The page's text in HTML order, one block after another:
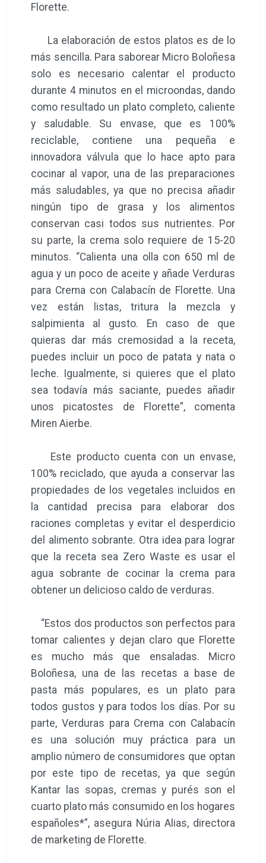
Florette.
La elaboración de estos platos es de lo
más sencilla. Para saborear Micro Boloñesa
solo es necesario calentar el producto
durante 4 minutos en el microondas, dando
como resultado un plato completo, caliente
y saludable. Su envase, que es 100%
reciclable, contiene una pequeña e
innovadora válvula que lo hace apto para
cocinar al vapor, una de las preparaciones
más saludables, ya que no precisa añadir
ningún tipo de grasa y los alimentos
conservan casi todos sus nutrientes. Por
su parte, la crema solo requiere de 15-20
minutos. “Calienta una olla con 650 ml de
agua y un poco de aceite y añade Verduras
para Crema con Calabacín de Florette. Una
vez están listas, tritura la mezcla y
salpimienta al gusto. En caso de que
quieras dar más cremosidad a la receta,
puedes incluir un poco de patata y nata o
leche. Igualmente, si quieres que el plato
sea todavía más saciante, puedes añadir
unos picatostes de Florette”, comenta
Miren Aierbe.
Este producto cuenta con un envase,
100% reciclado, que ayuda a conservar las
propiedades de los vegetales incluidos en
la cantidad precisa para elaborar dos
raciones completas y evitar el desperdicio
del alimento sobrante. Otra idea para lograr
que la receta sea Zero Waste es usar el
agua sobrante de cocinar la crema para
obtener un delicioso caldo de verduras.
“Estos dos productos son perfectos para
tomar calientes y dejan claro que Florette
es mucho más que ensaladas. Micro
Boloñesa, una de las recetas a base de
pasta más populares, es un plato para
todos gustos y para todos los días. Por su
parte, Verduras para Crema con Calabacín
es una solución muy práctica para un
amplio número de consumidores que optan
por este tipo de recetas, ya que según
Kantar las sopas, cremas y purés son el
cuarto plato más consumido en los hogares
españoles*”, asegura Núria Alias, directora
de marketing de Florette.